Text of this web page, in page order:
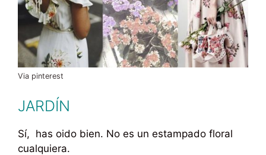
Via pinterest
JARDÍN
Sí, has oido bien. No es un estampado floral
cualquiera.